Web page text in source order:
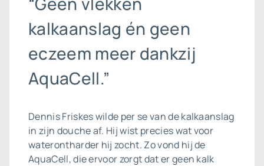
kalkaanslag én geen
eczeem meer dankzij
AquaCell.”
Dennis Friskes wilde per se van dekalkaanslag
in zijn douche af. Hij wist precies wat voor
waterontharder hij zocht. Zo vond hij de
AquaCell, die ervoor zorgt dat er geen kalk